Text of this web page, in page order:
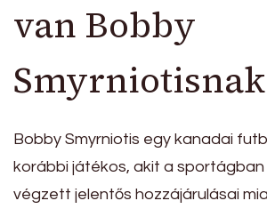
van Bobby
Bobby Smyrniotis egy kanadai
korábbi játékos, akit a
végzett jelentős hozzájárulásai